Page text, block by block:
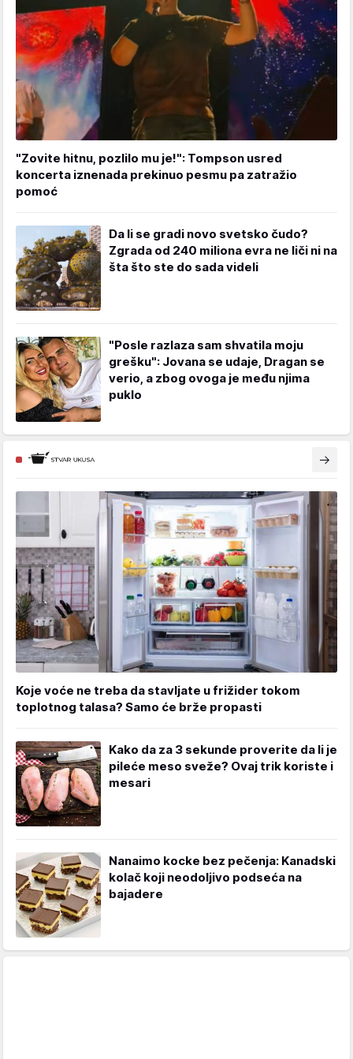
"Zovite hitnu, pozlilo mu je!": Tompson usred
koncerta iznenada prekinuo pesmu pa zatražio
pomoć
Da li se gradi novo svetsko čudo?
Zgrada od 240 miliona evra ne liči ni na
šta što ste do sada videli
"Posle razlaza sam shvatila moju
grešku": Jovana se udaje, Dragan se
verio, a zbog ovoga je među njima
puklo
Koje voće ne treba da stavljate u frižider tokom
toplotnog talasa? Samo će brže propasti
Kako da za 3 sekunde proverite da li je
pileće meso sveže? Ovaj trik koriste i
mesari
Nanaimo kocke bez pečenja: Kanadski
kolač koji neodoljivo podseća na
bajadere